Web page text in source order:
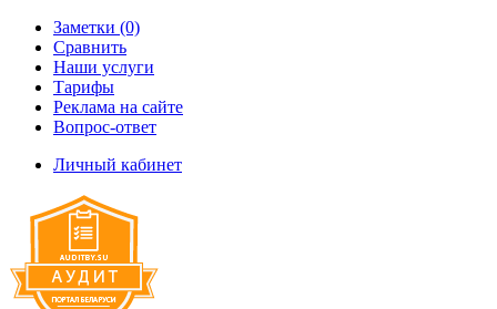
Заметки (0)
Сравнить
Наши услуги
Тарифы
Реклама на сайте
Вопрос-ответ
Личный кабинет